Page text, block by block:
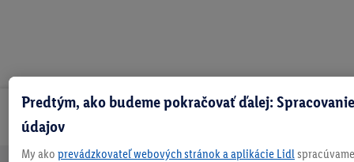
Predtým, ako budeme pokračovať ďalej:
údajov
My ako prevádzkovateľ webových stránok a aplikácie Lidl